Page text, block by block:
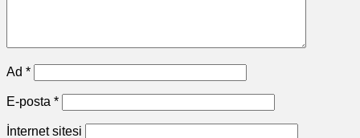
Ad *
E-posta *
İnternet sitesi